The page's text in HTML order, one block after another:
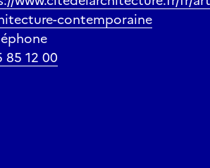
contemporaine
85 12 00